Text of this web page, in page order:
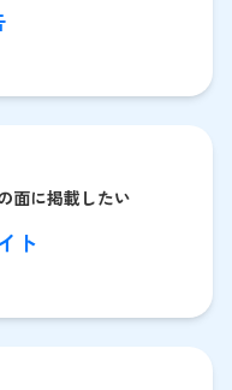
面に掲載したい
ト